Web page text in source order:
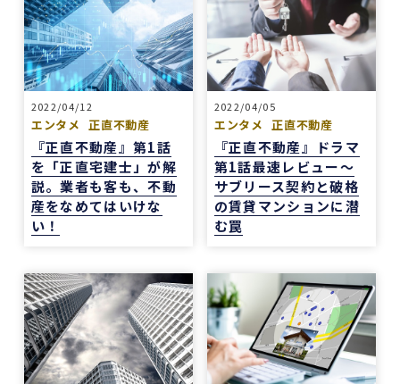
2022/04/12
エンタメ 正直不動産
『正直不動産』第1話
を「正直宅建士」が解
説。業者も客も、不動
産をなめてはいけな
い！
2022/04/05
エンタメ 正直不動産
『正直不動産』ドラマ
第1話最速レビュー～
サブリース契約と破格
の賃貸マンションに潜
む罠